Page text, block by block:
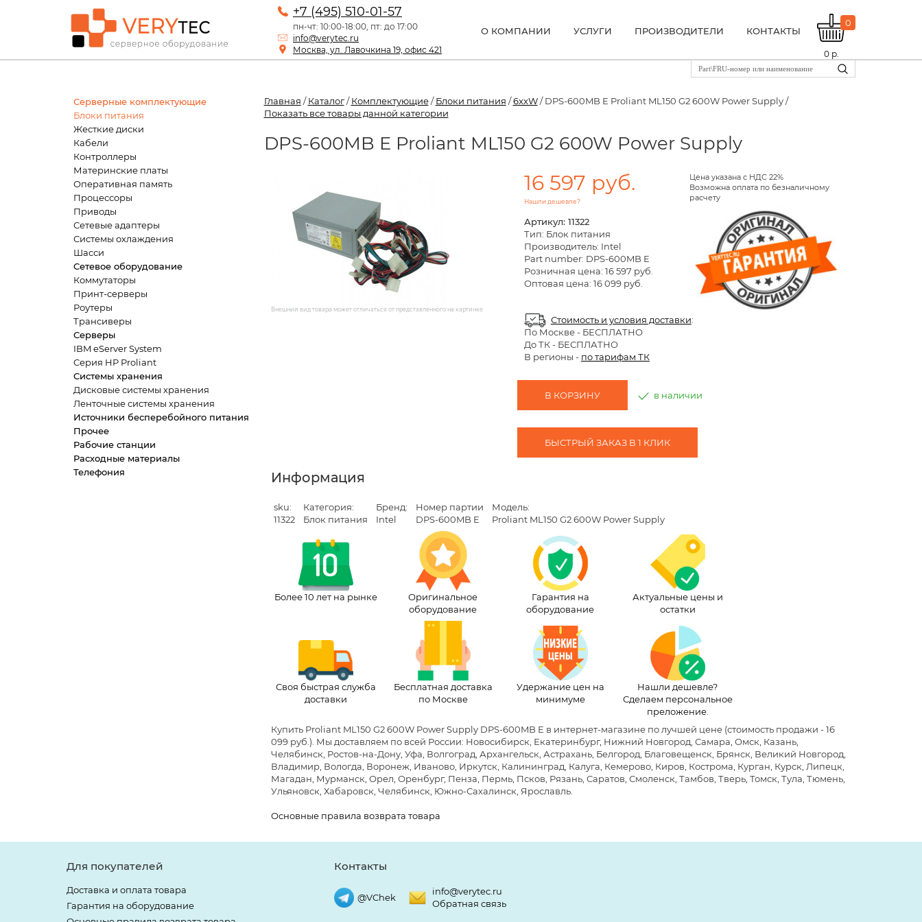
+7 (495) 510-01-57
пн-чт: 10:00-18:00, пт: до 17:00
info@verytec.ru
Москва, ул. Лавочкина 19, офис 421
О КОМПАНИИ УСЛУГИ ПРОИЗВОДИТЕЛИ КОНТАКТЫ
0
0 р.
Серверные комплектующие
Блоки питания
Жесткие диски
Кабели
Контроллеры
Материнские платы
Оперативная память
Процессоры
Приводы
Сетевые адаптеры
Системы охлаждения
Шасси
Сетевое оборудование
Коммутаторы
Принт-серверы
Роутеры
Трансиверы
Серверы
IBM eServer System
Серия HP Proliant
Системы хранения
Дисковые системы хранения
Ленточные системы хранения
Источники бесперебойного питания
Прочее
Рабочие станции
Расходные материалы
Телефония
Главная /Каталог/Комплектующие/Блоки питания /6xxW/ DPS-600MB E Proliant ML150 G2 600W Power Supply /
Показать все товары данной категории
DPS-600MB E Proliant ML150 G2 600W Power Supply
Внешний вид товара может отличаться от представленного на картинке
16 597 руб.
Нашли дешевле?
Цена указана с НДС 22%
Возможна оплата по безналичному
расчету
Артикул: 11322
Тип: Блок питания
Производитель: Intel
Part number: DPS-600MB E
Розничная цена: 16 597 руб.
Оптовая цена: 16 099 руб.
Стоимость и условия доставки:
По Москве- БЕСПЛАТНО
До ТК - БЕСПЛАТНО
В регионы - по тарифам ТК
В КОРЗИНУ в наличии
БЫСТРЫЙ ЗАКАЗ В 1 КЛИК
Информация
sku:
11322
Категория:
Блок питания
Бренд:
Intel
Номер партии
DPS-600MB E
Модель:
Proliant ML150 G2 600W Power Supply
Более 10 лет на рынке
Оригинальное
оборудование
Гарантия на
оборудование
Актуальные цены и
остатки
Своя быстрая служба
доставки
Бесплатная доставка
по Москве
Удержание цен на
минимуме
Нашли дешевле?
Сделаем персональное
преложение.
Купить Proliant ML150 G2 600W Power Supply DPS-600MB E в интернет-магазине по лучшей цене(стоимость продажи - 16
099 руб.) . Мы доставляем по всей России: Новосибирск, Екатеринбург, Нижний Новгород, Самара, Омск, Казань,
Челябинск, Ростов-на-Дону, Уфа, Волгоград, Архангельск, Астрахань, Белгород, Благовещенск, Брянск, Великий Новгород,
Владимир, Вологда, Воронеж, Иваново, Иркутск, Калининград, Калуга, Кемерово, Киров, Кострома, Курган, Курск, Липецк,
Магадан, Мурманск, Орел, Оренбург, Пенза, Пермь, Псков, Рязань, Саратов, Смоленск, Тамбов, Тверь, Томск, Тула, Тюмень,
Ульяновск, Хабаровск, Челябинск, Южно-Сахалинск, Ярославль.
Основные правила возврата товара
Для покупателей
Доставка и оплата товара
Гарантия на оборудование
Контакты
@VChek
info@verytec.ru
Обратная связь